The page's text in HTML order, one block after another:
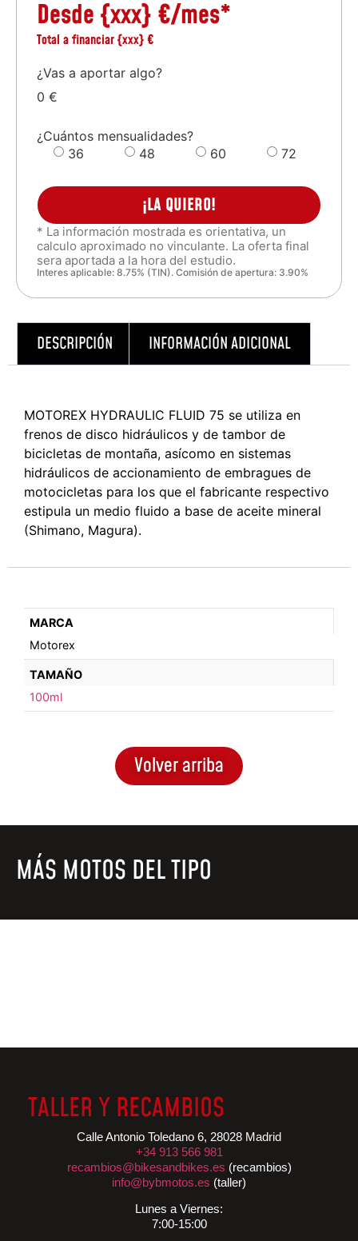
Desde {xxx} €/mes*
Total a financiar{xxx}€
¿Vas a aportar algo?
0 €
¿Cuántos mensualidades?
36
48 60 72
¡LA QUIERO!
* La información mostrada es orientativa, un
calculo aproximado no vinculante. La oferta final
sera aportada a la hora del estudio.
Interes aplicable: 8.75% (TIN). Comisión de apertura: 3.90%
DESCRIPCIÓN INFORMACIÓN ADICIONAL
MOTOREX HYDRAULIC FLUID 75 se utiliza en
frenos de disco hidráulicos y de tambor de
bicicletas de montaña, asícomo en sistemas
hidráulicos de accionamiento de embragues de
motocicletas para los que el fabricante respectivo
estipula un medio fluido a base de aceite mineral
(Shimano, Magura).
MARCA
Motorex
TAMAÑO
100ml
Volver arriba
MÁS MOTOS DEL TIPO
TALLER Y RECAMBIOS
Calle Antonio Toledano 6, 28028 Madrid
+34 913 566 981
recambios@bikesandbikes.es (recambios)
info@bybmotos.es (taller)
Lunes a Viernes:
7:00-15:00